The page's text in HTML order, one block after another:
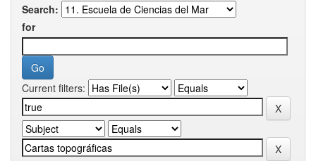
Search:
for
Current filters: